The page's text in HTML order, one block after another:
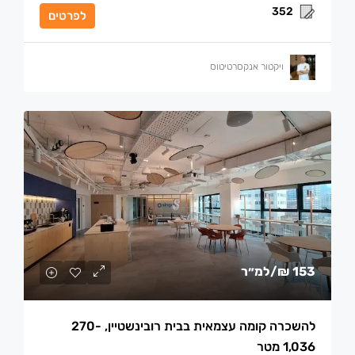
352 לפרטים
ויקטור אנקסרטיטוס
153 ₪ /למ״ר
להשכרה קומה עצמאית בבית רובינשטיין, 270-
1,036 מטר